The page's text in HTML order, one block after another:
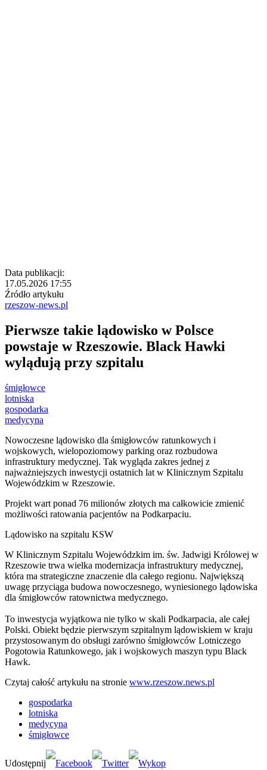
Data publikacji:
17.05.2026 17:55
Źródło artykułu
rzeszow-news.pl
Pierwsze takie lądowisko w Polsce
powstaje w Rzeszowie. Black Hawki
wylądują przy szpitalu
śmigłowce
lotniska
gospodarka
medycyna
Nowoczesne lądowisko dla śmigłowców ratunkowych i
wojskowych, wielopoziomowy parking oraz rozbudowa
infrastruktury medycznej. Tak wygląda zakres jednej z
najważniejszych inwestycji ostatnich lat w Klinicznym Szpitalu
Wojewódzkim w Rzeszowie.
Projekt wart ponad 76 milionów złotych ma całkowicie zmienić
możliwości ratowania pacjentów na Podkarpaciu.
Lądowisko na szpitalu KSW
W Klinicznym Szpitalu Wojewódzkim im. św. Jadwigi Królowej w
Rzeszowie trwa wielka modernizacja infrastruktury medycznej,
która ma strategiczne znaczenie dla całego regionu. Największą
uwagę przyciąga budowa nowoczesnego, wyniesionego lądowiska
dla śmigłowców ratownictwa medycznego.
To inwestycja wyjątkowa nie tylko w skali Podkarpacia, ale całej
Polski. Obiekt będzie pierwszym szpitalnym lądowiskiem w kraju
przystosowanym do obsługi zarówno śmigłowców Lotniczego
Pogotowia Ratunkowego, jak i wojskowych maszyn typu Black
Hawk.
Czytaj całość artykułu na stronie www.rzeszow.news.pl
gospodarka
lotniska
medycyna
śmigłowce